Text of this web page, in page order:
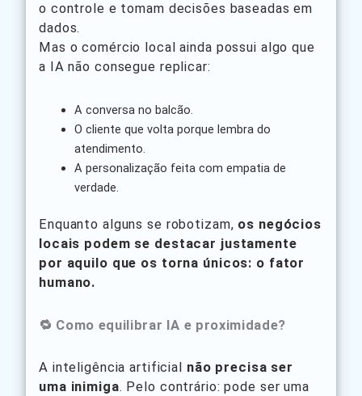
o controle e tomam decisões baseadas em
dados.
Mas o comércio local ainda possui algo que
a IA não consegue replicar:
A conversa no balcão.
O cliente que volta porque lembra do
atendimento.
A personalização feita com empatia de
verdade.
Enquanto alguns se robotizam, os negócios
locais podem se destacar justamente
por aquilo que os torna únicos: o fator
humano.
🔁 Como equilibrar IA e proximidade?
A inteligência artificial não precisa ser
uma inimiga. Pelo contrário: pode ser uma